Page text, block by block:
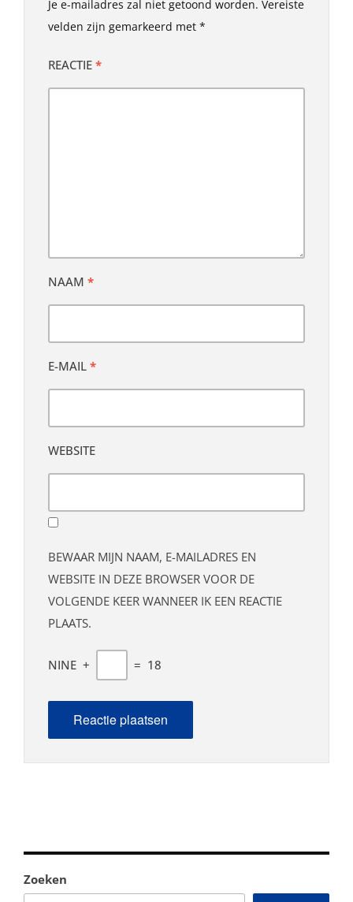
Zoeken
Je e-mailadres zal niet getoond worden. Vereiste
velden zijn gemarkeerd met *
REACTIE *
NAAM *
E-MAIL *
WEBSITE
BEWAAR MIJN NAAM, E-MAILADRES EN
WEBSITE IN DEZE BROWSER VOOR DE
VOLGENDE KEER WANNEER IK EEN REACTIE
PLAATS.
NINE + = 18